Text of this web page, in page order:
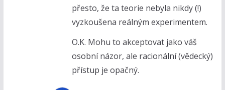
přesto, že ta teorie nebyla nikdy (!)
vyzkoušena reálným experimentem.
O.K. Mohu to akceptovat jako váš
osobní názor, ale racionální (vědecký)
přístup je opačný.